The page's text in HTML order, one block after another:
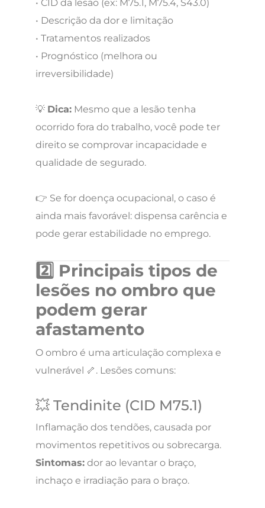
• CID da lesão (ex: M75.1, M75.4, S43.0)
• Descrição da dor e limitação
• Tratamentos realizados
• Prognóstico (melhora ou
irreversibilidade)
💡 Dica: Mesmo que a lesão tenha
ocorrido fora do trabalho, você pode ter
direito se comprovar incapacidade e
qualidade de segurado.
👉 Se for doença ocupacional, o caso é
ainda mais favorável: dispensa carência e
pode gerar estabilidade no emprego.
2️⃣ Principais tipos de
lesões no ombro que
podem gerar
afastamento
O ombro é uma articulação complexa e
vulnerável 🦴. Lesões comuns:
💥 Tendinite (CID M75.1)
Inflamação dos tendões, causada por
movimentos repetitivos ou sobrecarga.
Sintomas: dor ao levantar o braço,
inchaço e irradiação para o braço.